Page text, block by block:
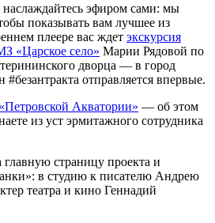
эфиром сами: мы
показывать вам лучшее из
плеере вас ждет экскурсия
«Царское село» Марии Рядовой по
дворца — в город
отправляется впервые.
«Петровской Акватории» — об этом
из уст эрмитажного сотрудника
страницу проекта и
в студию к писателю Андрею
театра и кино Геннадий